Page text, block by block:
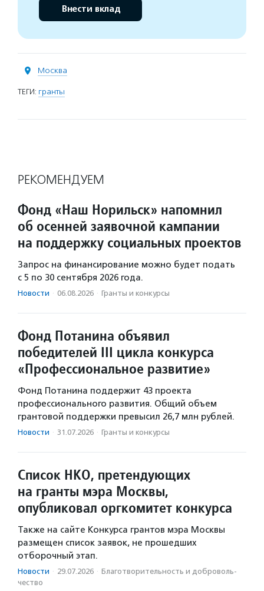
Внести вклад
Москва
ТЕГИ: гранты
РЕКОМЕНДУЕМ
Фонд «Наш Норильск» напомнил
об осенней заявочной кампании
на поддержку социальных проектов
Запрос на финансирование можно будет подать
с 5 по 30 сентября 2026 года.
Новости · 06.08.2026 · Гранты и конкурсы
Фонд Потанина объявил
победителей III цикла конкурса
«Профессиональное развитие»
Фонд Потанина поддержит 43 проекта
профессионального развития. Общий объем
грантовой поддержки превысил 26,7 млн рублей.
Новости · 31.07.2026 · Гранты и конкурсы
Список НКО, претендующих
на гранты мэра Москвы,
опубликовал оргкомитет конкурса
Также на сайте Конкурса грантов мэра Москвы
размещен список заявок, не прошедших
отборочный этап.
Новости · 29.07.2026 · Благотвори­тель­ность и доброволь­
чест­во